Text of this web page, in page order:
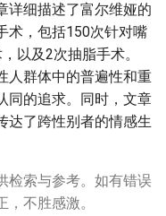
详细描述了富尔维娅的
术，包括150次针对嘴
以及2次抽脂手术。
人群体中的普遍性和重
同的追求。同时，文章
达了跨性别者的情感生
检索与参考。如有错误
不胜感激。